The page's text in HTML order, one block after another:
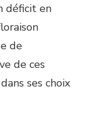
déficit en
de
de ces
ses choix